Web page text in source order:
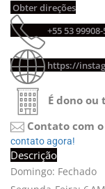
Obter direções
+55 53
https://
É dono
Contato com
contato agora!
Descrição
Domingo: Fechado